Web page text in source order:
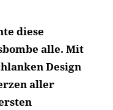
diese
alle. Mit
Design
aller